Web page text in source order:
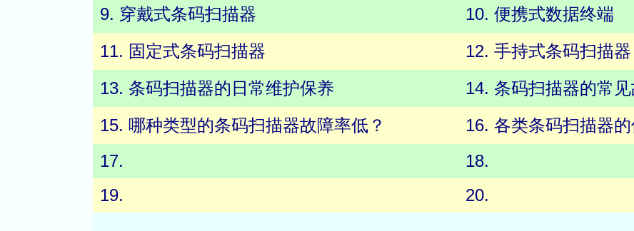
9. 穿戴式条码扫描器
10. 便携式数据终端
11. 固定式条码扫描器
12. 手持式条码扫描器
13. 条码扫描器的日常维护保养
14. 条码扫描器的常
15. 哪种类型的条码扫描器故障率低？
16. 各类条码扫描器
17.
18.
19.
20.